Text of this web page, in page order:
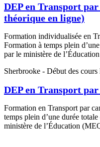
DEP en Transport
théorique en ligne)
Formation individualisée en
Formation à temps plein
par le ministère de
Sherbrooke - Début des cours
DEP en Transport
Formation en Transport par
temps plein d’une durée
ministère de l’Éducation